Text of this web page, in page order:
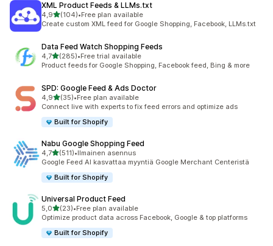
XML Product Feeds & LLMs.txt
4,9/ 5 tähteä
(104)
104 arvostelua yhteensä
•Free plan available
Create custom XML feed for Google Shopping, Facebook, LLMs.txt
Data Feed Watch Shopping Feeds
4,7/ 5 tähteä
(285)
285 arvostelua yhteensä
•Free trial available
Product feeds for Google Shopping, Facebook feed, Bing & more
SPD: Google Feed & Ads Doctor
4,9/ 5 tähteä
(35)
35 arvostelua yhteensä
•Free plan available
Connect live with experts to fix feed errors and optimize ads
Built for Shopify
Nabu Google Shopping Feed
4,7/ 5 tähteä
(511)
511 arvostelua yhteensä
•Ilmainen asennus
Google Feed AI kasvattaa myyntiä Google Merchant Centeristä
Built for Shopify
Universal Product Feed
5,0/ 5 tähteä
(23)
23 arvostelua yhteensä
•Free plan available
Optimize product data across Facebook, Google & top platforms
Built for Shopify